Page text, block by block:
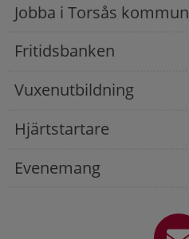
Jobba i Torsås kommun
Fritidsbanken
Vuxenutbildning
Hjärtstartare
Evenemang